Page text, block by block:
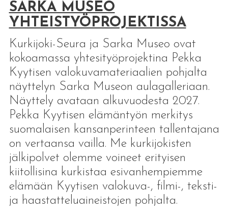
SARKA MUSEO
YHTEISTYÖPROJEKTISSA
Kurkijoki-Seura ja Sarka Museo ovat
kokoamassa yhtesityöprojektina Pekka
Kyytisen valokuvamateriaalien pohjalta
näyttelyn Sarka Museon aulagalleriaan.
Näyttely avataan alkuvuodesta 2027.
Pekka Kyytisen elämäntyön merkitys
suomalaisen kansanperinteen tallentajana
on vertaansa vailla. Me kurkijokisten
jälkipolvet olemme voineet erityisen
kiitollisina kurkistaa esivanhempiemme
elämään Kyytisen valokuva-, filmi-, teksti-
ja haastatteluaineistojen pohjalta.